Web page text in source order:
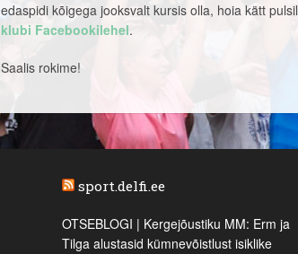
edaspidi kõigega jooksvalt kursis olla, hoia kätt pulsil
klubi Facebookilehel.
Saalis rokime!
sport.delfi.ee
OTSEBLOGI | Kergejõustiku MM: Erm ja
Tilga alustasid kümnevõistlust isiklike